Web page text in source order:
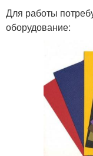
Для работы
оборудование: